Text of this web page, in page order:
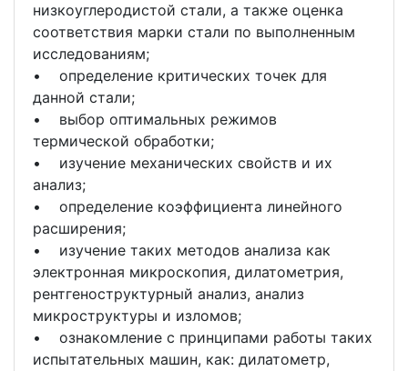
низкоуглеродистой стали, а также оценка
соответствия марки стали по выполненным
исследованиям;
• определение критических точек для
данной стали;
• выбор оптимальных режимов
термической обработки;
• изучение механических свойств и их
анализ;
• определение коэффициента линейного
расширения;
• изучение таких методов анализа как
электронная микроскопия, дилатометрия,
рентгеноструктурный анализ, анализ
микроструктуры и изломов;
• ознакомление с принципами работы таких
испытательных машин, как: дилатометр,